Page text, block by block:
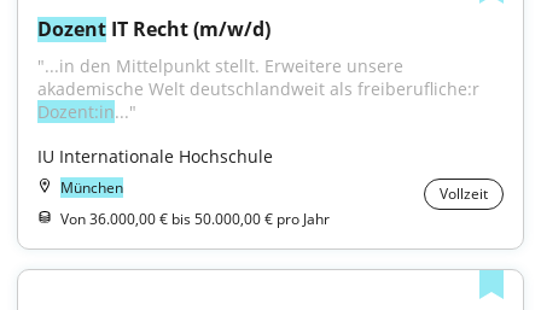
Dozent IT Recht (m/w/d)
"...in den Mittelpunkt stellt. Erweitere unsere
Dozent:in..."
IU Internationale Hochschule
München
Vollzeit
Von 36.000,00 € bis 50.000,00 € pro Jahr